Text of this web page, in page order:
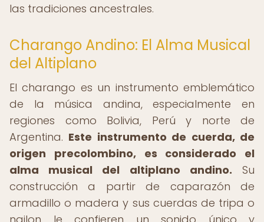
las tradiciones ancestrales.
Charango Andino: El Alma Musical
del Altiplano
El charango es un instrumento emblemático
de la música andina, especialmente en
regiones como Bolivia, Perú y norte de
Argentina. Este instrumento de cuerda, de
origen precolombino, es considerado el
alma musical del altiplano andino. Su
construcción a partir de caparazón de
armadillo o madera y sus cuerdas de tripa o